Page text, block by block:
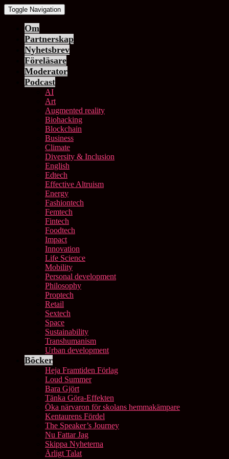
Toggle Navigation
Om
Partnerskap
Nyhetsbrev
Föreläsare
Moderator
Podcast
AI
Art
Augmented reality
Biohacking
Blockchain
Business
Climate
Diversity & Inclusion
English
Edtech
Effective Altruism
Energy
Fashiontech
Femtech
Fintech
Foodtech
Impact
Innovation
Life Science
Mobility
Personal development
Philosophy
Proptech
Retail
Sextech
Space
Sustainability
Transhumanism
Urban development
Böcker
Heja Framtiden Förlag
Loud Summer
Bara Gjört
Tänka Göra-Effekten
Öka närvaron för skolans hemmakämpare
Kentaurens Fördel
The Speaker’s Journey
Nu Fattar Jag
Skippa Nyheterna
Ärligt Talat